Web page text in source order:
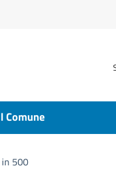
Comune
in 500